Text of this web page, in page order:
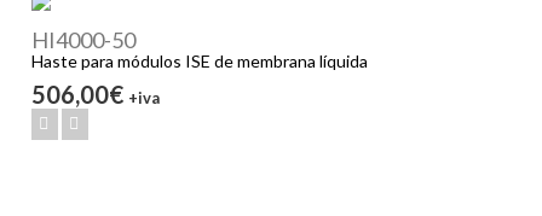
HI4000-50
Haste para módulos ISE de membrana líquida
506,00€ +iva